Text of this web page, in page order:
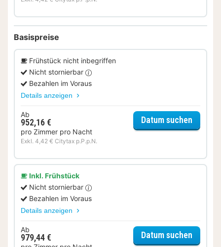
Basispreise
Frühstück nicht inbegriffen
Nicht stornierbar
Bezahlen im Voraus
Details anzeigen
Ab
952,16 €
pro Zimmer pro Nacht
Exkl. 4,42 € Citytax p.P.p.N.
Datum suchen
Inkl. Frühstück
Nicht stornierbar
Bezahlen im Voraus
Details anzeigen
Ab
979,44 € Datum suchen